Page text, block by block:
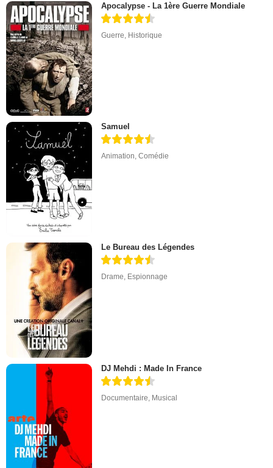
Apocalypse - La 1ère Guerre Mondiale
Guerre Historique
Samuel
Animation,Comédie
Le Bureau des Légendes
Drame, Espionnage
DJ Mehdi : Made In France
Documentaire Musical